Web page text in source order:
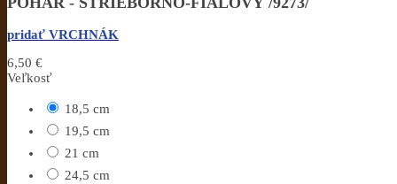
pridať VRCHNÁK
6,50 €
Veľkosť
18,5 cm
19,5 cm
21 cm
24,5 cm